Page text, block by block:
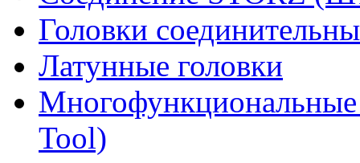
Головки
Латунные головки
Tool)